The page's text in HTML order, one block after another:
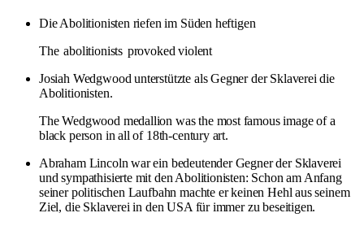
Die Abolitionisten riefen im Süden heftigen
The abolitionists provoked violent
Josiah Wedgwood unterstützte als Gegner der Sklaverei die
Abolitionisten.
The Wedgwood medallion was the most famous image of a
black person in all of 18th-century art.
Abraham Lincoln war ein bedeutender Gegner der Sklaverei
und sympathisierte mit den Abolitionisten: Schon am Anfang
seiner politischen Laufbahn machte er keinen Hehl aus seinem
Ziel, die Sklaverei in den USA für immer zu beseitigen.